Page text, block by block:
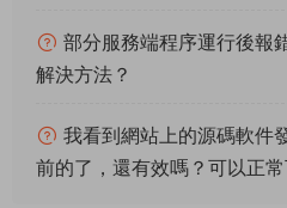
部分服務端程序運行後報
解決方法？
我看到網站上的源碼軟件
前的了，還有效嗎？可以正常